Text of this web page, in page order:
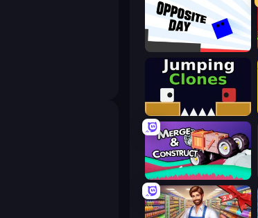
Opposite Day
Jumping Clones
Merge & Construct